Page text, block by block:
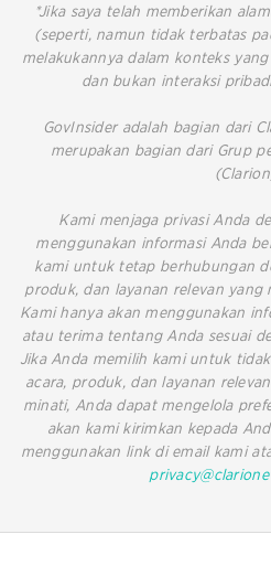
*Jika saya telah memberikan
(seperti, namun tidak terbatas
melakukannya dalam konteks
dan bukan interaksi
GovInsider adalah bagian dari
merupakan bagian dari Grup
Kami menjaga privasi Anda
menggunakan informasi Anda
kami untuk tetap berhubungan
produk, dan layanan relevan yang
Kami hanya akan menggunakan
atau terima tentang Anda sesuai
Jika Anda memilih kami untuk
acara, produk, dan layanan
minati, Anda dapat mengelola
akan kami kirimkan kepada
menggunakan link di email kami